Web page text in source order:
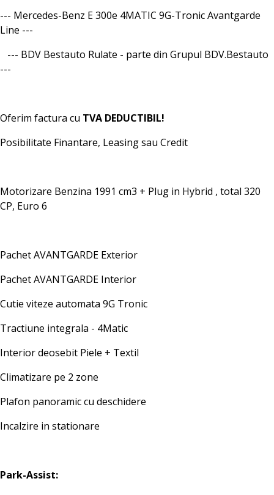
--- Mercedes-Benz E 300e 4MATIC 9G-Tronic Avantgarde
Line ---
--- BDV Bestauto Rulate - parte din Grupul BDV.Bestauto
---
Oferim factura cu TVA DEDUCTIBIL!
Posibilitate Finantare, Leasing sau Credit
Motorizare Benzina 1991 cm3 + Plug in Hybrid , total 320
CP, Euro 6
Pachet AVANTGARDE Exterior
Pachet AVANTGARDE Interior
Cutie viteze automata 9G Tronic
Tractiune integrala - 4Matic
Interior deosebit Piele + Textil
Climatizare pe 2 zone
Plafon panoramic cu deschidere
Incalzire in stationare
Park-Assist: